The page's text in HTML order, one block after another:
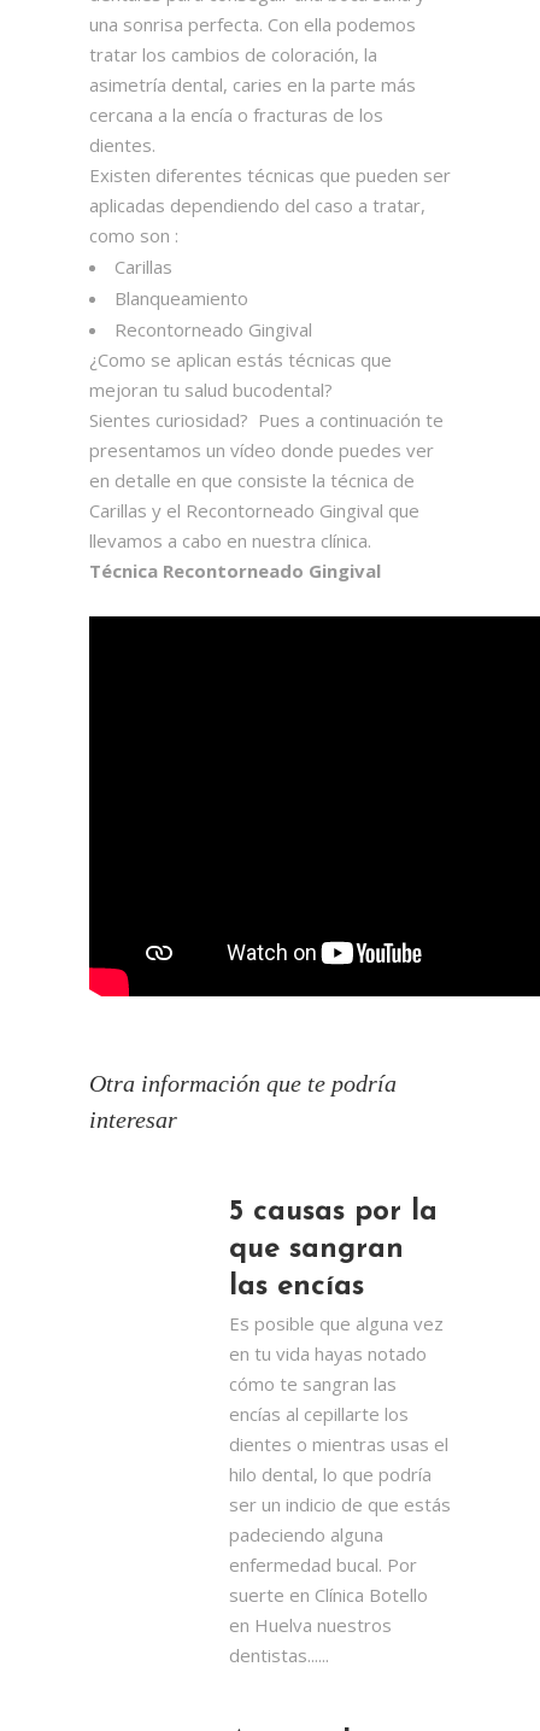
una sonrisa perfecta. Con ella podemos
tratar los cambios de coloración, la
asimetría dental, caries en la parte más
cercana a la encía o fracturas de los
dientes.
Existen diferentes técnicas que pueden ser
aplicadas dependiendo del caso a tratar,
como son :
Carillas
Blanqueamiento
Recontorneado Gingival
¿Como se aplican estás técnicas que
mejoran tu salud bucodental?
Sientes curiosidad? Pues a continuación te
presentamos un vídeo donde puedes ver
en detalle en que consiste la técnica de
Carillas y el Recontorneado Gingival que
llevamos a cabo en nuestra clínica.
Técnica Recontorneado Gingival
Otra información que te podría
interesar
5 causas por la
que sangran
las encías
Es posible que alguna vez
en tu vida hayas notado
cómo te sangran las
encías al cepillarte los
dientes o mientras usas el
hilo dental, lo que podría
ser un indicio de que estás
padeciendo alguna
enfermedad bucal. Por
suerte en Clínica Botello
en Huelva nuestros
dentistas......